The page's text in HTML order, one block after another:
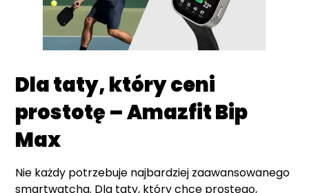
Dla taty, który ceni
prostotę – Amazfit Bip
Max
Nie każdy potrzebuje najbardziej zaawansowanego
smartwatcha. Dla taty, który chce prostego,